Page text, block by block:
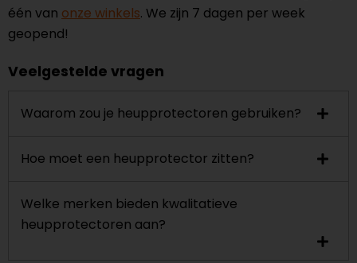
één van onze winkels. We zijn 7 dagen per week
geopend!
Veelgestelde vragen
Waarom zou je heupprotectoren gebruiken?
Hoe moet een heupprotector zitten?
Welke merken bieden kwalitatieve
heupprotectoren aan?